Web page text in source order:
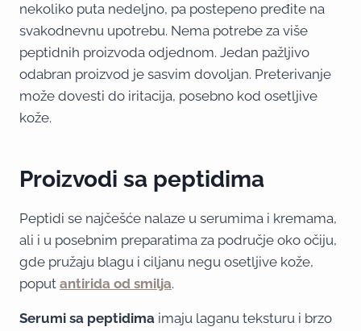
nekoliko puta nedeljno, pa postepeno pređite na
svakodnevnu upotrebu. Nema potrebe za više
peptidnih proizvoda odjednom. Jedan pažljivo
odabran proizvod je sasvim dovoljan. Preterivanje
može dovesti do iritacija, posebno kod osetljive
kože.
Proizvodi sa peptidima
Peptidi se najčešće nalaze u serumima i kremama,
ali i u posebnim preparatima za područje oko očiju,
gde pružaju blagu i ciljanu negu osetljive kože,
poput antirida od smilja.
Serumi sa peptidima imaju laganu teksturu i brzo